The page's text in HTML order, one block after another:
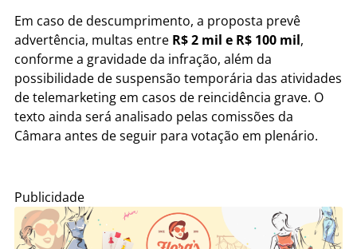
Em caso de descumprimento, a proposta prevê
advertência, multas entre R$ 2 mil e R$ 100 mil,
conforme a gravidade da infração, além da
possibilidade de suspensão temporária das atividades
de telemarketing em casos de reincidência grave. O
texto ainda será analisado pelas comissões da
Câmara antes de seguir para votação em plenário.
Publicidade